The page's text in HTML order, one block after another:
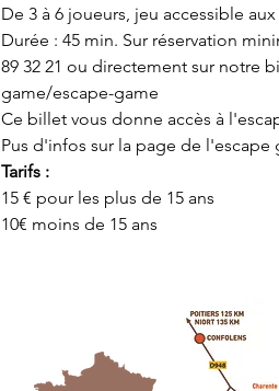
De 3 à 6 joueurs, jeu accessible
Durée : 45 min. Sur réservation
89 32 21 ou directement sur notre
game/escape-game
Ce billet vous donne accès à
Pus d'infos sur la page de l'escape
Tarifs :
15 € pour les plus de 15 ans
10€ moins de 15 ans